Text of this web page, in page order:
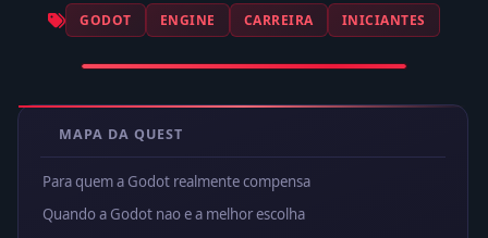
GODOT ENGINE CARREIRA INICIANTES
MAPA DA QUEST
Para quem a Godot realmente compensa
Quando a Godot nao e a melhor escolha